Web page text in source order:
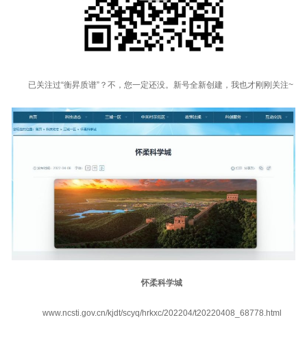
已关注过“衡昇质谱”？不，您一定还没。新号全新创建，我也才刚刚关注~
怀柔科学城
www.ncsti.gov.cn/kjdt/scyq/hrkxc/202204/t20220408_68778.html